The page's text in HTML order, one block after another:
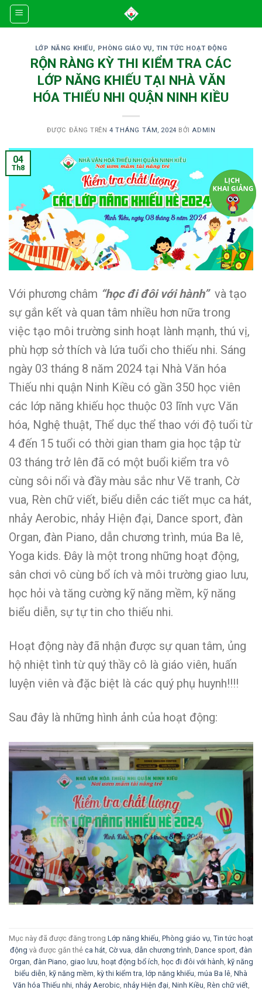
Skip
LỚP NĂNG KHIẾU, PHÒNG GIÁO VỤ, TIN TỨC HOẠT ĐỘNG
RỘN RÀNG KỲ THI KIỂM TRA CÁC
LỚP NĂNG KHIẾU TẠI NHÀ VĂN
HÓA THIẾU NHI QUẬN NINH KIỀU
ĐƯỢC ĐĂNG TRÊN4 THÁNG TÁM, 2024 BỞI ADMIN
04
Th8
Với phương châm “học đi đôi với hành” và tạo
sự gắn kết và quan tâm nhiều hơn nữa trong
việc tạo môi trường sinh hoạt lành mạnh, thú vị,
phù hợp sở thích và lứa tuổi cho thiếu nhi. Sáng
ngày 03 tháng 8 năm 2024 tại Nhà Văn hóa
Thiếu nhi quận Ninh Kiều có gần 350 học viên
các lớp năng khiếu học thuộc 03 lĩnh vực Văn
hóa, Nghệ thuật, Thể dục thể thao với độ tuổi từ
4 đến 15 tuổi có thời gian tham gia học tập từ
03 tháng trở lên đã có một buổi kiểm tra vô
cùng sôi nổi và đầy màu sắc như Vẽ tranh, Cờ
vua, Rèn chữ viết, biểu diễn các tiết mục ca hát,
nhảy Aerobic, nhảy Hiện đại, Dance sport, đàn
Organ, đàn Piano, dẫn chương trình, múa Ba lê,
Yoga kids. Đây là một trong những hoạt động,
sân chơi vô cùng bổ ích và môi trường giao lưu,
học hỏi và tăng cường kỹ năng mềm, kỹ năng
biểu diễn, sự tự tin cho thiếu nhi.
Hoạt động này đã nhận được sự quan tâm, ủng
hộ nhiệt tình từ quý thầy cô là giáo viên, huấn
luyện viên và đặc biệt là các quý phụ huynh!!!!
Sau đây là những hình ảnh của hoạt động:
Mục này đã được đăng trong Lớp năng khiếu Phòng giáo vụ Tin tức hoạt
động và được gắn thẻ ca hát Cờ vua dẫn chương trình Dance sport đàn
Organ đàn Piano giao lưu hoạt động bổ ích học đi đôi với hành kỹ năng
biểu diễn kỹ năng mềm kỳ thi kiểm tra lớp năng khiếu múa Ba lê Nhà
Văn hóa Thiếu nhi nhảy Aerobic, nhảy Hiện đại Ninh Kiều Rèn chữ viết,